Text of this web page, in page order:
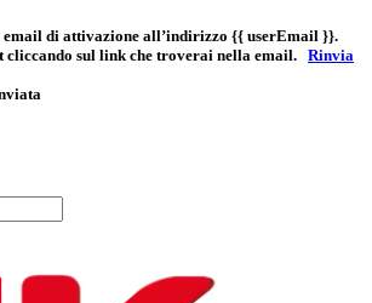
di attivazione all’indirizzo {{ userEmail }}.
cliccando sul link che troverai nella email. Rinvia